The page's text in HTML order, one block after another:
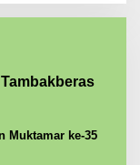
Muktamar ke-35